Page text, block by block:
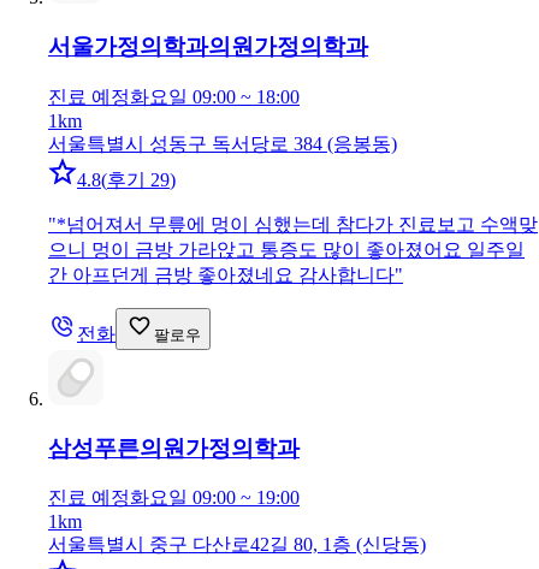
서울가정의학과의원 가정의학과
진료 예정화요일 09:00 ~ 18:00
1km
서울특별시 성동구 독서당로 384 (응봉동)
4.8(후기 29)
"*넘어져서 무릎에 멍이 심했는데 참다가 진료보고 수액맞
으니 멍이 금방 가라앉고 통증도 많이 좋아졌어요 일주일
간 아프던게 금방 좋아졌네요 감사합니다"
전화 팔로우
삼성푸른의원 가정의학과
진료 예정화요일 09:00 ~ 19:00
1km
서울특별시 중구 다산로42길 80, 1층 (신당동)